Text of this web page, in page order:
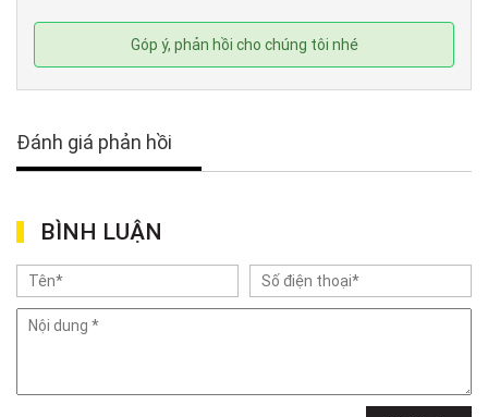
Góp ý, phản hồi cho chúng tôi nhé
Đánh giá phản hồi
BÌNH LUẬN